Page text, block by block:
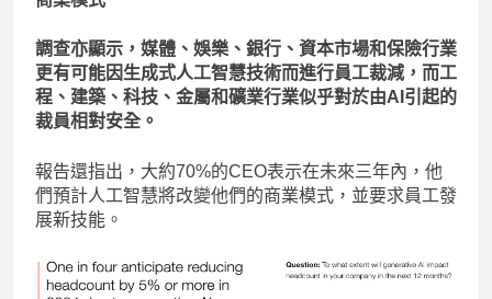
調查亦顯示，媒體、娛樂、銀行、資本市場和保險行業
更有可能因生成式人工智慧技術而進行員工裁減，而工
程、建築、科技、金屬和礦業行業似乎對於由AI引起的
裁員相對安全。
報告還指出，大約70%的CEO表示在未來三年內，他
們預計人工智慧將改變他們的商業模式，並要求員工發
展新技能。